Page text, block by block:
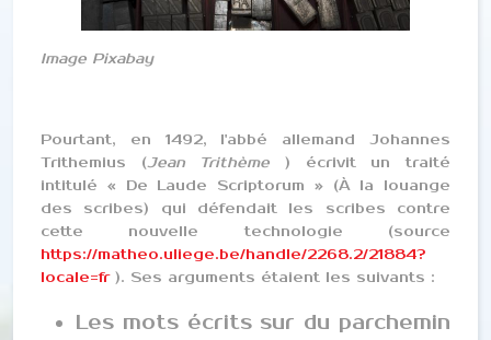
Image Pixabay
Pourtant, en 1492, l'abbé allemand Johannes
Trithemius (Jean Trithème ) écrivit un traité
intitulé « De Laude Scriptorum » (À la louange
des scribes) qui défendait les scribes contre
cette nouvelle technologie (source
https://matheo.uliege.be/handle/2268.2/21884?
locale=fr). Ses arguments étaient les suivants :
Les mots écrits sur du parchemin